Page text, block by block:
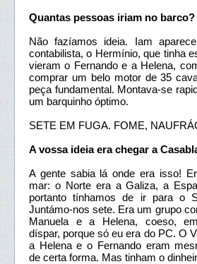
Quantas pessoas iriam no barco?
Não fazíamos ideia. Iam
contabilista, o Hermínio, que tinha
vieram o Fernando e a Helena,
comprar um belo motor de 35
peça fundamental. Montava-se
um barquinho óptimo.
SETE EM FUGA. FOME,
A vossa ideia era chegar a
A gente sabia lá onde era isso!
mar: o Norte era a Galiza, a
portanto tínhamos de ir para o
Juntámo-nos sete. Era um grupo
Manuela e a Helena, coeso,
díspar, porque só eu era do PC. O
a Helena e o Fernando eram
de certa forma. Mas tinham o